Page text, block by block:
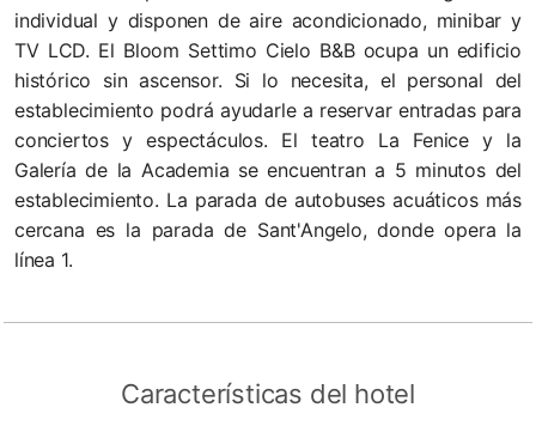
individual y disponen de aire acondicionado, minibar y
TV LCD. El Bloom Settimo Cielo B&B ocupa un edificio
histórico sin ascensor. Si lo necesita, el personal del
establecimiento podrá ayudarle a reservar entradas para
conciertos y espectáculos. El teatro La Fenice y la
Galería de la Academia se encuentran a 5 minutos del
establecimiento. La parada de autobuses acuáticos más
cercana es la parada de Sant'Angelo, donde opera la
línea 1.
Características del hotel